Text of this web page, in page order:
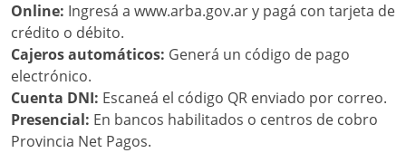
Online: Ingresá a www.arba.gov.ar y pagá con tarjeta de
crédito o débito.
Cajeros automáticos: Generá un código de pago
electrónico.
Cuenta DNI: Escaneá el código QR enviado por correo.
Presencial: En bancos habilitados o centros de cobro
Provincia Net Pagos.